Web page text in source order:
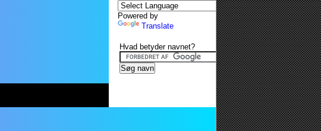
Powered by
Translate
Hvad betyder navnet?